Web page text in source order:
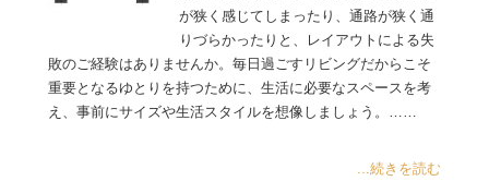
が狭く感じてしまったり、通路が狭く通
りづらかったりと、レイアウトによる失
敗のご経験はありませんか。毎日過ごすリビングだからこそ
重要となるゆとりを持つために、生活に必要なスペースを考
え、事前にサイズや生活スタイルを想像しましょう。……
...続きを読む